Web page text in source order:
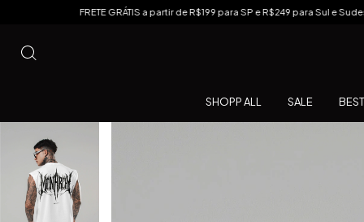
GRÁTIS a partir de R$199 para SP e R$249 para Sul e Sudeste FRETE
SHOPP ALL SALE